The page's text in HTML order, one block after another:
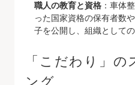
職人の教育と資格 ：車体
った国家資格の保有者数
子を公開し、組織として
「こだわり」の